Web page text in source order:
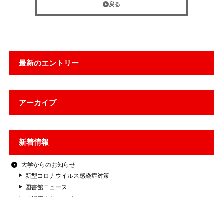
最新のエントリー
アーカイブ
新着情報
大学からのお知らせ
新型コロナウイルス感染症対策
図書館ニュース
戻る